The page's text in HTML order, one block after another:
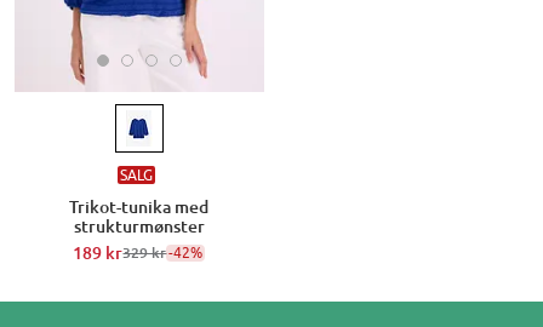
SALG
Trikot-tunika med
strukturmønster
189 kr329 kr-42%